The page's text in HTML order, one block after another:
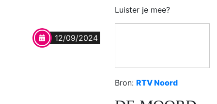
12/09/2024
Luister je mee?
Bron: RTV Noord